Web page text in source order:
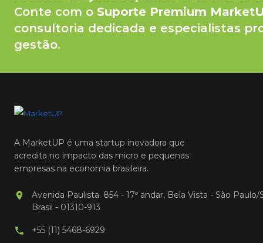
Conte com o Suporte Premium
consultoria dedicada e especialistas
gestão.
A MarketUP é uma startup inovadora que
acredita no impacto das micro e pequenas
empresas na economia brasileira.
Avenida Paulista. 854 - 17º andar, Bela Vista - São Paulo/
Brasil - 01310-913
+55 (11) 5468-6929